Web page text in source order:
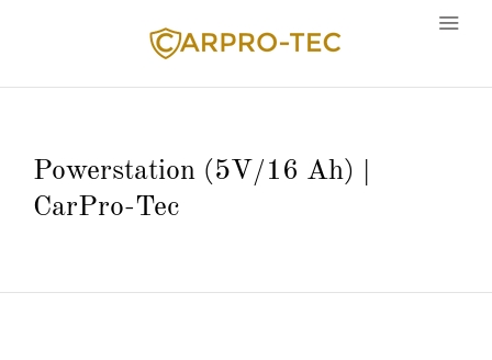
Sprache
Powerstation (5V/16 Ah) |
CarPro-Tec